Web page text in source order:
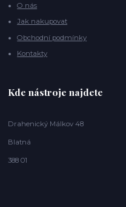
O nás
Jak nakupovat
Obchodní podmínky
Kontakty
Kde nástroje najdete
Drahenický Málkov 48
Blatná
388 01